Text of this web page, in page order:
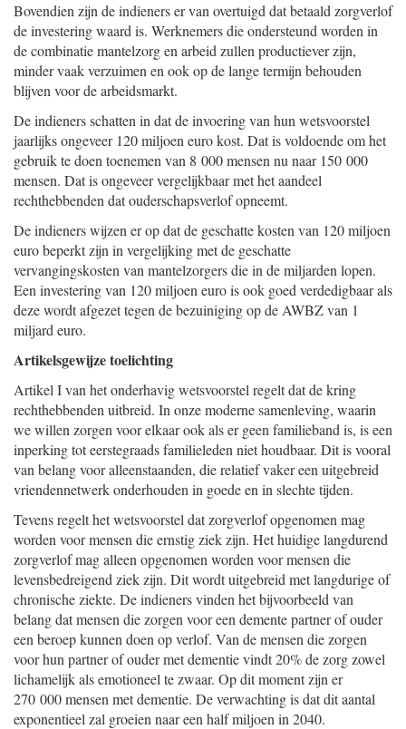
Bovendien zijn de indieners er van overtuigd dat betaald zorgverlof
de investering waard is. Werknemers die ondersteund worden in
de combinatie mantelzorg en arbeid zullen productiever zijn,
minder vaak verzuimen en ook op de lange termijn behouden
blijven voor de arbeidsmarkt.
De indieners schatten in dat de invoering van hun wetsvoorstel
jaarlijks ongeveer 120 miljoen euro kost. Dat is voldoende om het
gebruik te doen toenemen van 8 000 mensen nu naar 150 000
mensen. Dat is ongeveer vergelijkbaar met het aandeel
rechthebbenden dat ouderschapsverlof opneemt.
De indieners wijzen er op dat de geschatte kosten van 120 miljoen
euro beperkt zijn in vergelijking met de geschatte
vervangingskosten van mantelzorgers die in de miljarden lopen.
Een investering van 120 miljoen euro is ook goed verdedigbaar als
deze wordt afgezet tegen de bezuiniging op de AWBZ van 1
miljard euro.
Artikelsgewijze toelichting
Artikel I van het onderhavig wetsvoorstel regelt dat de kring
rechthebbenden uitbreid. In onze moderne samenleving, waarin
we willen zorgen voor elkaar ook als er geen familieband is, is een
inperking tot eerstegraads familieleden niet houdbaar. Dit is vooral
van belang voor alleenstaanden, die relatief vaker een uitgebreid
vriendennetwerk onderhouden in goede en in slechte tijden.
Tevens regelt het wetsvoorstel dat zorgverlof opgenomen mag
worden voor mensen die ernstig ziek zijn. Het huidige langdurend
zorgverlof mag alleen opgenomen worden voor mensen die
levensbedreigend ziek zijn. Dit wordt uitgebreid met langdurige of
chronische ziekte. De indieners vinden het bijvoorbeeld van
belang dat mensen die zorgen voor een demente partner of ouder
een beroep kunnen doen op verlof. Van de mensen die zorgen
voor hun partner of ouder met dementie vindt 20% de zorg zowel
lichamelijk als emotioneel te zwaar. Op dit moment zijn er
270 000 mensen met dementie. De verwachting is dat dit aantal
exponentieel zal groeien naar een half miljoen in 2040.